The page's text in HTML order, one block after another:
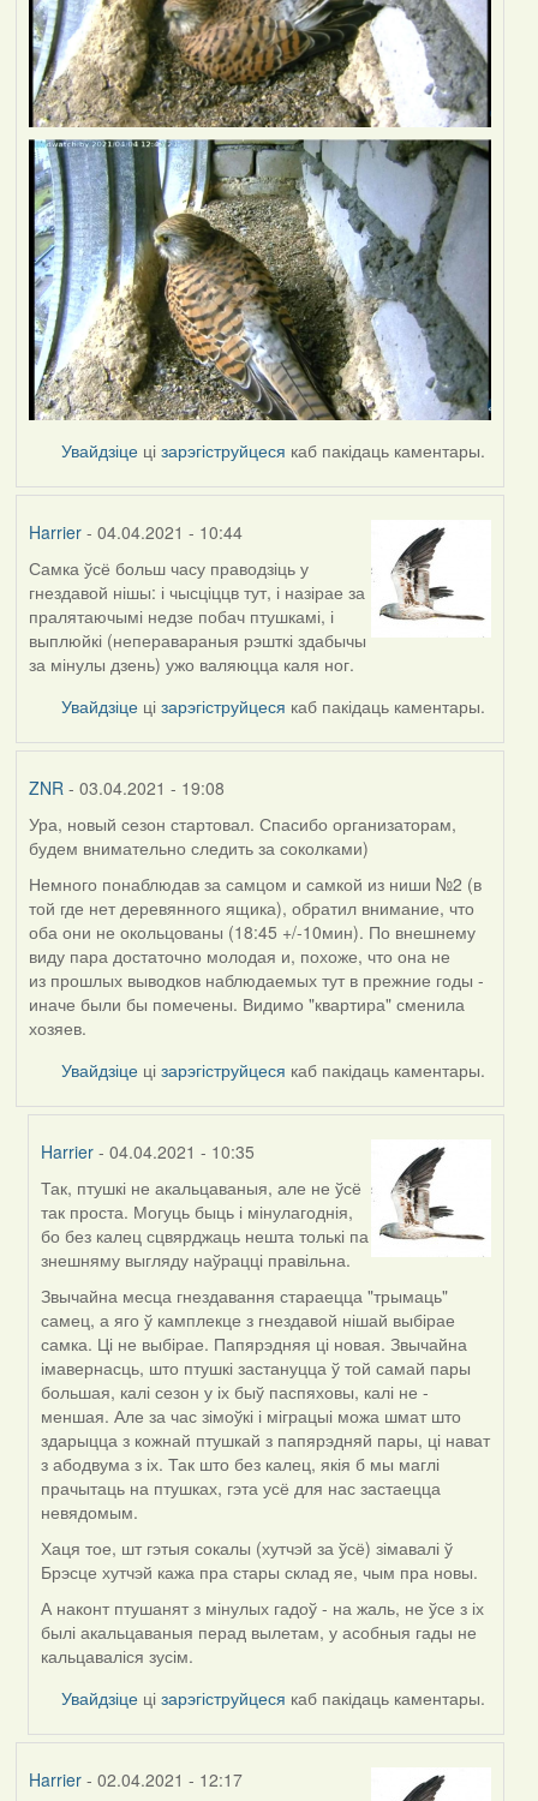
Увайдзіце цізарэгіструйцеся каб пакідаць каментары.
Harrier- 04.04.2021 - 10:44
Самка ўсё больш часу праводзіць у
гнездавой нішы: і чысціццв тут, і назірае за
пралятаючымі недзе побач птушкамі, і
выплюйкі (неперавараныя рэшткі здабычы
за мінулы дзень) ужо валяюцца каля ног.
Увайдзіце цізарэгіструйцеся каб пакідаць каментары.
ZNR - 03.04.2021 - 19:08
Ура, новый сезон стартовал. Спасибо организаторам,
будем внимательно следить за соколками)
Немного понаблюдав за самцом и самкой из ниши №2 (в
той где нет деревянного ящика), обратил внимание, что
оба они не окольцованы (18:45 +/-10мин). По внешнему
виду пара достаточно молодая и, похоже, что она не
из прошлых выводков наблюдаемых тут в прежние годы -
иначе были бы помечены. Видимо "квартира" сменила
хозяев.
Увайдзіце цізарэгіструйцеся каб пакідаць каментары.
Harrier - 04.04.2021 - 10:35
In
reply
to
by
ZNR
Так, птушкі не акальцаваныя, але не ўсё
так проста. Могуць быць і мінулагоднія,
бо без калец сцвярджаць нешта толькі па
знешняму выгляду наўрацці правільна.
Звычайна месца гнездавання стараецца "трымаць"
самец, а яго ў камплекце з гнездавой нішай выбірае
самка. Ці не выбірае. Папярэдняя ці новая. Звычайна
імавернасць, што птушкі застануцца ў той самай пары
большая, калі сезон у іх быў паспяховы, калі не -
меншая. Але за час зімоўкі і міграцыі можа шмат што
здарыцца з кожнай птушкай з папярэдняй пары, ці нават
з абодвума з іх. Так што без калец, якія б мы маглі
прачытаць на птушках, гэта усё для нас застаецца
невядомым.
Хаця тое, шт гэтыя сокалы (хутчэй за ўсё) зімавалі ў
Брэсце хутчэй кажа пра стары склад яе, чым пра новы.
А наконт птушанят з мінулых гадоў - на жаль, не ўсе з іх
былі акальцаваныя перад вылетам, у асобныя гады не
кальцаваліся зусім.
Увайдзіце цізарэгіструйцеся каб пакідаць каментары.
Harrier- 02.04.2021 - 12:17